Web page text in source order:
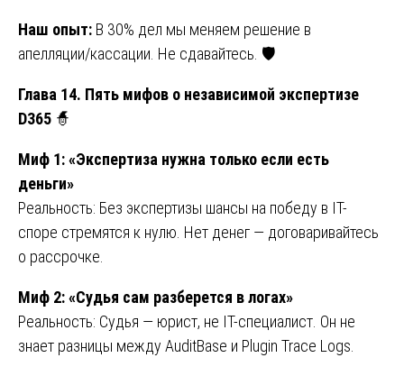
Наш опыт: В 30% дел мы меняем решение в
апелляции/кассации. Не сдавайтесь. 🛡️
Глава 14. Пять мифов о независимой экспертизе
D365 🧙
Миф 1: «Экспертиза нужна только если есть
деньги»
Реальность: Без экспертизы шансы на победу в IT-
споре стремятся к нулю. Нет денег — договаривайтесь
о рассрочке.
Миф 2: «Судья сам разберется в логах»
Реальность: Судья — юрист, не IT-специалист. Он не
знает разницы между AuditBase и Plugin Trace Logs.